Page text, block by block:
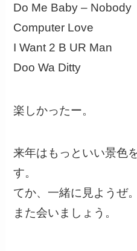
Do Me Baby – Nobody
Computer Love
I Want 2 B UR Man
Doo Wa Ditty
楽しかったー。
来年はもっといい景色
す。
てか、一緒に見ようぜ。
また会いましょう。